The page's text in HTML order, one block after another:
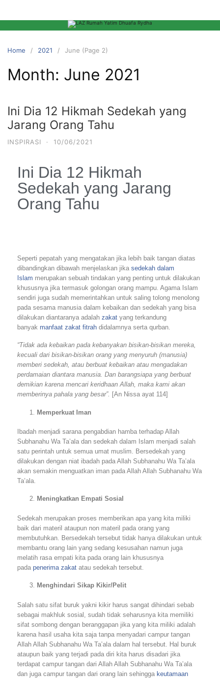
Home 2021 June (Page 2)
Month: June 2021
Ini Dia 12 Hikmah Sedekah yang
Jarang Orang Tahu
INSPIRASI · 10/06/2021
Ini Dia 12 Hikmah
Sedekah yang Jarang
Orang Tahu
Seperti pepatah yang mengatakan jika lebih baik tangan diatas
dibandingkan dibawah menjelaskan jika sedekah dalam
Islam merupakan sebuah tindakan yang penting untuk dilakukan
khususnya jika termasuk golongan orang mampu. Agama Islam
sendiri juga sudah memerintahkan untuk saling tolong menolong
pada sesama manusia dalam kebaikan dan sedekah yang bisa
dilakukan diantaranya adalah zakat yang terkandung
banyak manfaat zakat fitrah didalamnya serta qurban.
“Tidak ada kebaikan pada kebanyakan bisikan-bisikan mereka,
kecuali dari bisikan-bisikan orang yang menyuruh (manusia)
memberi sedekah, atau berbuat kebaikan atau mengadakan
perdamaian diantara manusia. Dan barangsiapa yang berbuat
demikian karena mencari keridhaan Allah, maka kami akan
memberinya pahala yang besar”. [An Nissa ayat 114]
Memperkuat Iman
Ibadah menjadi sarana pengabdian hamba terhadap Allah
Subhanahu Wa Ta’ala dan sedekah dalam Islam menjadi salah
satu perintah untuk semua umat muslim. Bersedekah yang
dilakukan dengan niat ibadah pada Allah Subhanahu Wa Ta’ala
akan semakin menguatkan iman pada Allah Allah Subhanahu Wa
Ta’ala.
Meningkatkan Empati Sosial
Sedekah merupakan proses memberikan apa yang kita miliki
baik dari materil ataupun non materil pada orang yang
membutuhkan. Bersedekah tersebut tidak hanya dilakukan untuk
membantu orang lain yang sedang kesusahan namun juga
melatih rasa empati kita pada orang lain khususnya
pada penerima zakat atau sedekah tersebut.
Menghindari Sikap Kikir/Pelit
Salah satu sifat buruk yakni kikir harus sangat dihindari sebab
sebagai makhluk sosial, sudah tidak seharusnya kita memiliki
sifat sombong dengan beranggapan jika yang kita miliki adalah
karena hasil usaha kita saja tanpa menyadari campur tangan
Allah Allah Subhanahu Wa Ta’ala dalam hal tersebut. Hal buruk
ataupun baik yang terjadi pada diri kita harus disadari jika
terdapat campur tangan dari Allah Allah Subhanahu Wa Ta’ala
dan juga campur tangan dari orang lain sehingga keutamaan